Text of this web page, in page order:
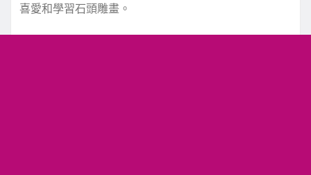
喜愛和學習石頭雕畫。